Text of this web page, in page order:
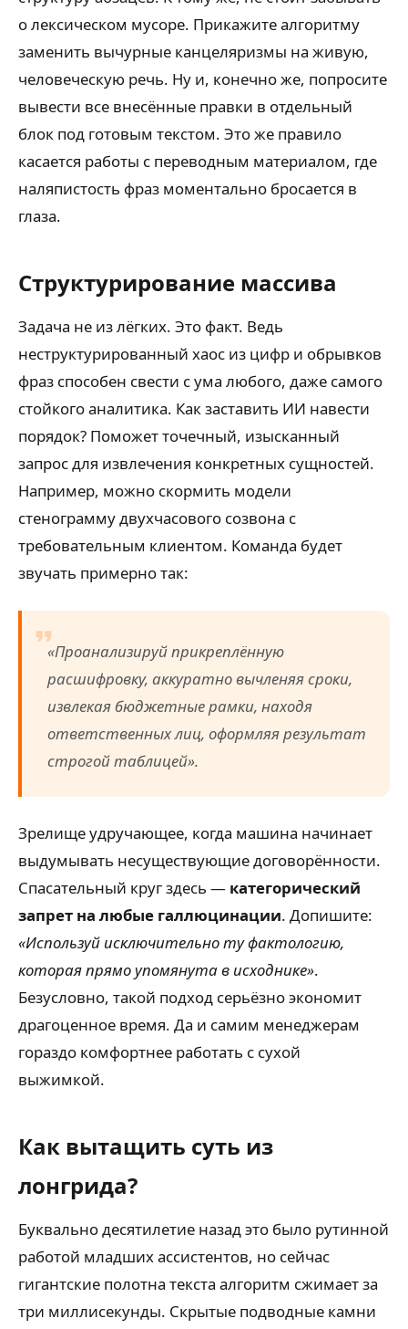
о лексическом мусоре. Прикажите алгоритму
заменить вычурные канцеляризмы на живую,
человеческую речь. Ну и, конечно же, попросите
вывести все внесённые правки в отдельный
блок под готовым текстом. Это же правило
касается работы с переводным материалом, где
наляпистость фраз моментально бросается в
глаза.
Структурирование массива
Задача не из лёгких. Это факт. Ведь
неструктурированный хаос из цифр и обрывков
фраз способен свести с ума любого, даже самого
стойкого аналитика. Как заставить ИИ навести
порядок? Поможет точечный, изысканный
запрос для извлечения конкретных сущностей.
Например, можно скормить модели
стенограмму двухчасового созвона с
требовательным клиентом. Команда будет
звучать примерно так:
«Проанализируй прикреплённую
расшифровку, аккуратно вычленяя сроки,
извлекая бюджетные рамки, находя
ответственных лиц, оформляя результат
строгой таблицей».
Зрелище удручающее, когда машина начинает
выдумывать несуществующие договорённости.
Спасательный круг здесь — категорический
запрет на любые галлюцинации. Допишите:
«Используй исключительно ту фактологию,
которая прямо упомянута в исходнике».
Безусловно, такой подход серьёзно экономит
драгоценное время. Да и самим менеджерам
гораздо комфортнее работать с сухой
выжимкой.
Как вытащить суть из
лонгрида?
Буквально десятилетие назад это было рутинной
работой младших ассистентов, но сейчас
гигантские полотна текста алгоритм сжимает за
три миллисекунды. Скрытые подводные камни